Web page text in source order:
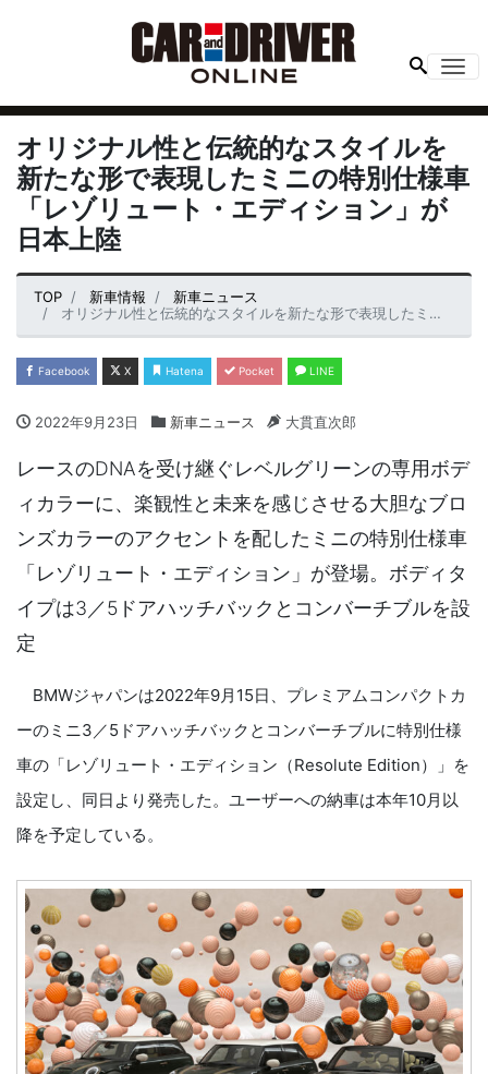
オリジナル性と伝統的なスタイルを
新たな形で表現したミニの特別仕様車
「レゾリュート・エディション」が
日本上陸
TOP 新車情報
新車ニュース
オリジナル性と伝統的なスタイルを新たな形で表現したミニの特別仕様車「レゾリュート・エディション」が日本上陸
Facebook X Hatena Pocket LINE
2022年9月23日 新車ニュース 大貫直次郎
レースのDNAを受け継ぐレベルグリーンの専用ボデ
ィカラーに、楽観性と未来を感じさせる大胆なブロ
ンズカラーのアクセントを配したミニの特別仕様車
「レゾリュート・エディション」が登場。ボディタ
イプは3／5ドアハッチバックとコンバーチブルを設
定
BMWジャパンは2022年9月15日、プレミアムコンパクトカ
ーのミニ3／5ドアハッチバックとコンバーチブルに特別仕様
車の「レゾリュート・エディション（Resolute Edition）」を
設定し、同日より発売した。ユーザーへの納車は本年10月以
降を予定している。